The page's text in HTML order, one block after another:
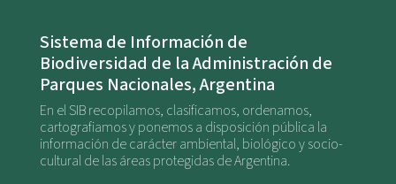
Sistema de Información de
Biodiversidad de la Administración de
Parques Nacionales, Argentina
En el SIB recopilamos, clasificamos, ordenamos,
cartografiamos y ponemos a disposición pública la
información de carácter ambiental, biológico y socio-
cultural de las áreas protegidas de Argentina.